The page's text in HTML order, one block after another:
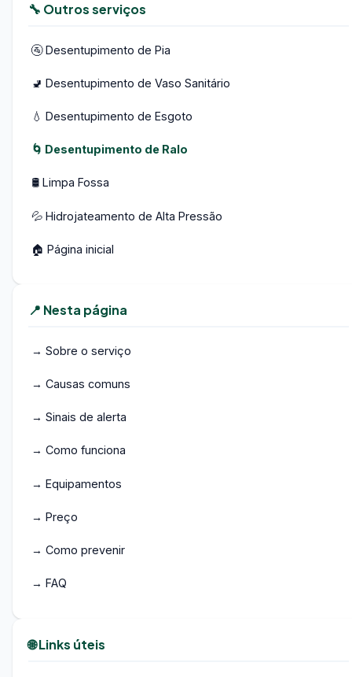
🔧 Outros serviços
🚰 Desentupimento de Pia
🚽 Desentupimento de Vaso Sanitário
💧 Desentupimento de Esgoto
🌀 Desentupimento de Ralo
🛢️ Limpa Fossa
💦 Hidrojateamento de Alta Pressão
🏠 Página inicial
📍 Nesta página
→ Sobre o serviço
→ Causas comuns
→ Sinais de alerta
→ Como funciona
→ Equipamentos
→ Preço
→ Como prevenir
→ FAQ
🌐 Links úteis